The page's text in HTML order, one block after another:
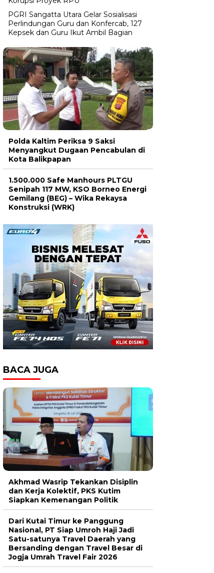
PGRI Sangatta Utara Gelar Sosialisasi
Perlindungan Guru dan Konfercab, 127
Kepsek dan Guru Ikut Ambil Bagian
Polda Kaltim Periksa 9 Saksi
Menyangkut Dugaan Pencabulan di
Kota Balikpapan
1.500.000 Safe Manhours PLTGU
Senipah 117 MW, KSO Borneo Energi
Gemilang (BEG) – Wika Rekaysa
Konstruksi (WRK)
BACA JUGA
Akhmad Wasrip Tekankan Disiplin
dan Kerja Kolektif, PKS Kutim
Siapkan Kemenangan Politik
Dari Kutai Timur ke Panggung
Nasional, PT Siap Umroh Haji Jadi
Satu-satunya Travel Daerah yang
Bersanding dengan Travel Besar di
Jogja Umrah Travel Fair 2026